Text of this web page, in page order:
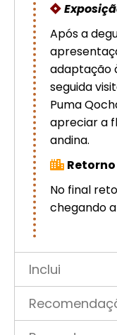
Após a
adaptação
seguida
Puma
apreciar a
andina.
No final
chegando
Inclui